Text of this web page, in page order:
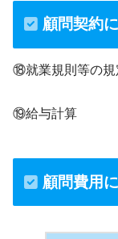
顧問契約
⑱就業規則等の規
⑲給与計算
顧問費用